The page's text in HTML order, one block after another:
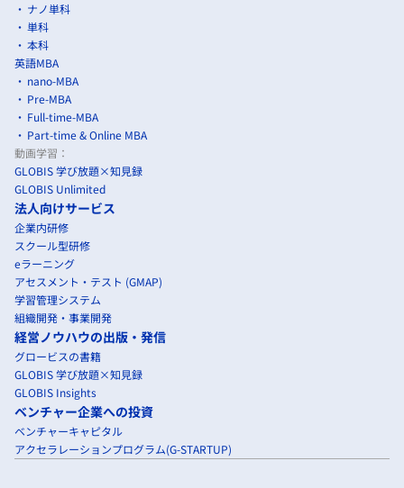
ナノ単科
単科
本科
英語MBA
nano-MBA
Pre-MBA
Full-time-MBA
Part-time & Online MBA
動画学習：
GLOBIS 学び放題×知見録
GLOBIS Unlimited
法人向けサービス
企業内研修
スクール型研修
eラーニング
アセスメント・テスト (GMAP)
学習管理システム
組織開発・事業開発
経営ノウハウの出版・発信
グロービスの書籍
GLOBIS 学び放題×知見録
GLOBIS Insights
ベンチャー企業への投資
ベンチャーキャピタル
アクセラレーションプログラム(G-STARTUP)